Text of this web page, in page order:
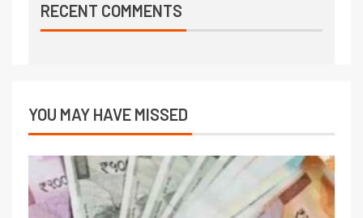
RECENT COMMENTS
YOU MAY HAVE MISSED